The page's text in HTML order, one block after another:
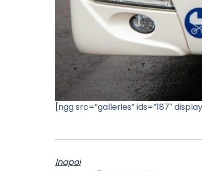
[ngg src=”galleries” ids=”187″
Inapoi